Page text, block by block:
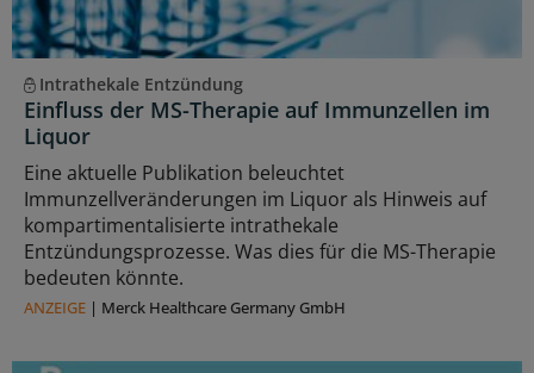
Intrathekale Entzündung
Einfluss der MS-Therapie auf Immunzellen im
Liquor
Eine aktuelle Publikation beleuchtet
Immunzellveränderungen im Liquor als Hinweis auf
kompartimentalisierte intrathekale
Entzündungsprozesse. Was dies für die MS-Therapie
bedeuten könnte.
ANZEIGE | Merck Healthcare Germany GmbH